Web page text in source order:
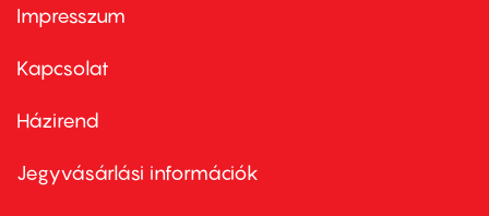
Footer
first
Impresszum
Kapcsolat
Footer
second
Házirend
Jegyvásárlási információk